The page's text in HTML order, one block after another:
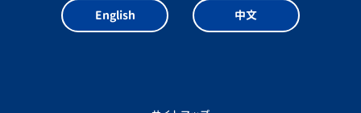
English 中文